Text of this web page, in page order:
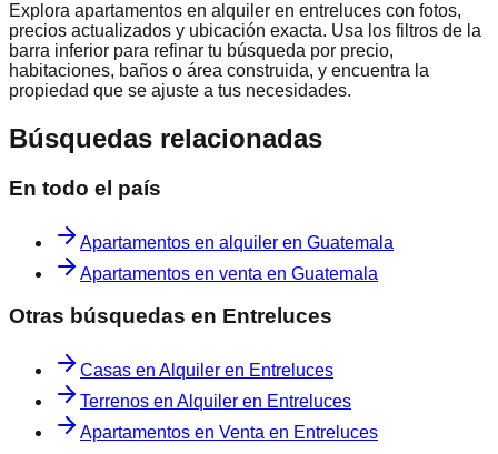
Explora apartamentos en alquiler en entreluces con fotos,
precios actualizados y ubicación exacta. Usa los filtros de la
barra inferior para refinar tu búsqueda por precio,
habitaciones, baños o área construida, y encuentra la
propiedad que se ajuste a tus necesidades.
Búsquedas relacionadas
En todo el país
Apartamentos en alquiler en Guatemala
Apartamentos en venta en Guatemala
Otras búsquedas en Entreluces
Casas en Alquiler en Entreluces
Terrenos en Alquiler en Entreluces
Apartamentos en Venta en Entreluces